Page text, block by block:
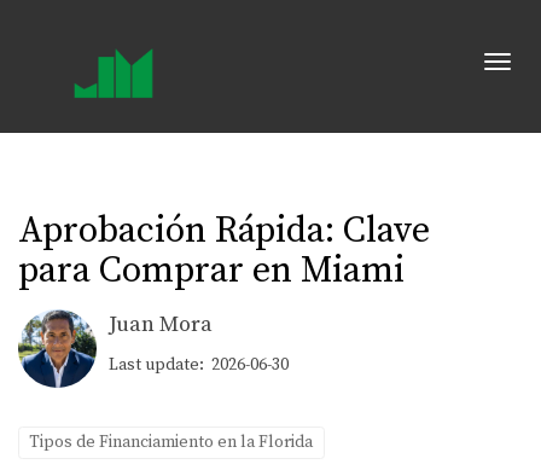
Aprobación Rápida: Clave
para Comprar en Miami
Juan Mora
Last update: 2026-06-30
Tipos de Financiamiento en la Florida